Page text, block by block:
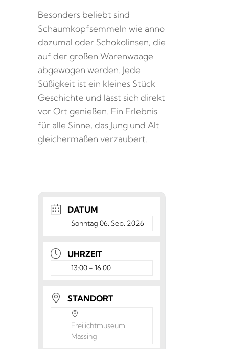
Besonders beliebt sind
Schaumkopfsemmeln wie anno
dazumal oder Schokolinsen, die
auf der großen Warenwaage
abgewogen werden. Jede
Süßigkeit ist ein kleines Stück
Geschichte und lässt sich direkt
vor Ort genießen. Ein Erlebnis
für alle Sinne, das Jung und Alt
gleichermaßen verzaubert.
DATUM
Sonntag 06. Sep. 2026
UHRZEIT
13:00 - 16:00
STANDORT
Freilichtmuseum
Massing